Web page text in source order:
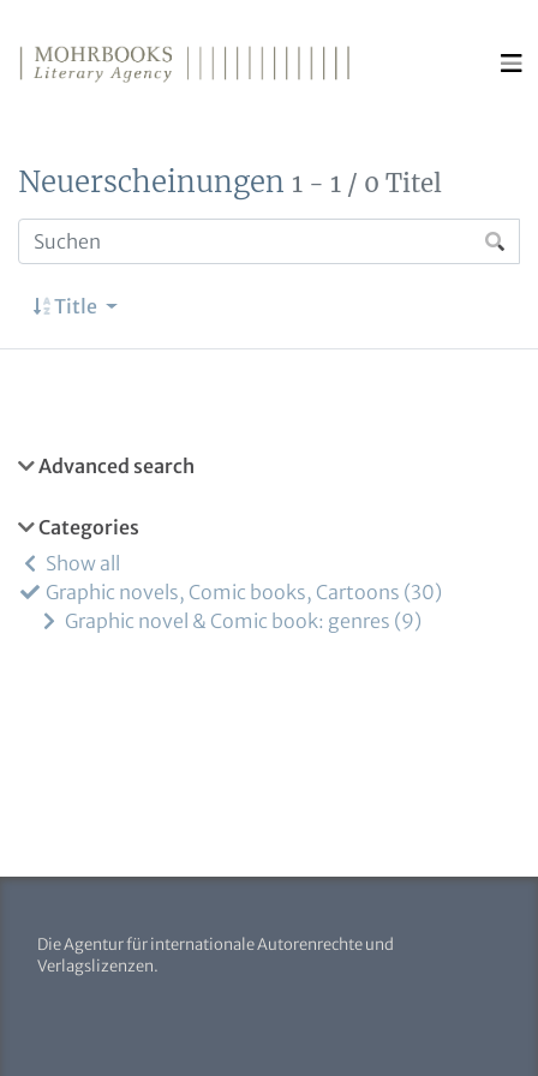
Neuerscheinungen 1 - 1 / 0 Titel
Title
Advanced search
Categories
Show all
Graphic novels, Comic books, Cartoons 30
Graphic novel & Comic book: genres 9
Die Agentur für internationale Autorenrechte und
Verlagslizenzen.